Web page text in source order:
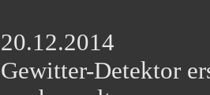
20.12.2014
Gewitter-Detektor